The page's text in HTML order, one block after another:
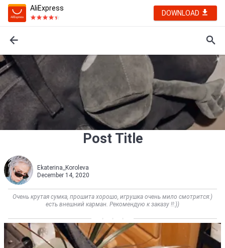
AliExpress
DOWNLOAD
Post Title
Ekaterina_Koroleva
December 14, 2020
Очень крутая сумка, прошита хорошо, игрушка очень мило смотрится:)
есть внешний карман. Рекомендую к заказу !!:))